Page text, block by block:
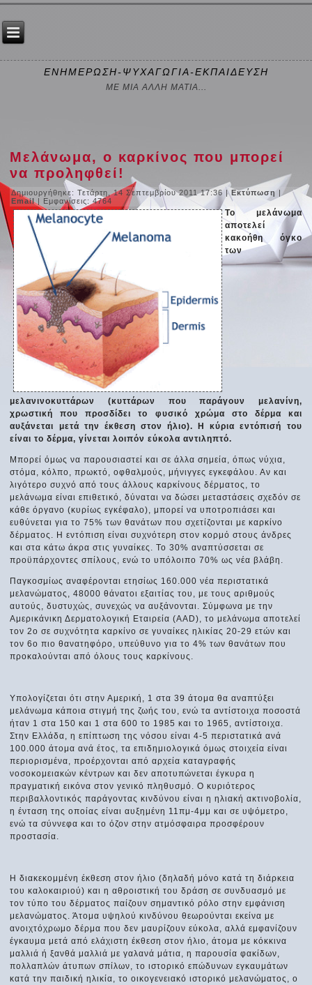
ΕΝΗΜΕΡΩΣΗ-ΨΥΧΑΓΩΓΙΑ-ΕΚΠΑΙΔΕΥΣΗ
ΜΕ ΜΙΑ ΑΛΛΗ ΜΑΤΙΑ...
Μελάνωμα, ο καρκίνος που μπορεί
να προληφθεί!
Δημιουργήθηκε: Τετάρτη, 14 Σεπτεμβρίου 2011 17:36 |Εκτύπωση |
Email | Εμφανίσεις: 4764
Το μελάνωμα
αποτελεί
κακοήθη όγκο
των
μελανινοκυττάρων (κυττάρων που παράγουν μελανίνη,
χρωστική που προσδίδει το φυσικό χρώμα στο δέρμα και
αυξάνεται μετά την έκθεση στον ήλιο). Η κύρια εντόπισή του
είναι το δέρμα, γίνεται λοιπόν εύκολα αντιληπτό.
Μπορεί όμως να παρουσιαστεί και σε άλλα σημεία, όπως νύχια,
στόμα, κόλπο, πρωκτό, οφθαλμούς, μήνιγγες εγκεφάλου. Αν και
λιγότερο συχνό από τους άλλους καρκίνους δέρματος, το
μελάνωμα είναι επιθετικό, δύναται να δώσει μεταστάσεις σχεδόν σε
κάθε όργανο (κυρίως εγκέφαλο), μπορεί να υποτροπιάσει και
ευθύνεται για το 75% των θανάτων που σχετίζονται με καρκίνο
δέρματος. Η εντόπιση είναι συχνότερη στον κορμό στους άνδρες
και στα κάτω άκρα στις γυναίκες. Το 30% αναπτύσσεται σε
προϋπάρχοντες σπίλους, ενώ το υπόλοιπο 70% ως νέα βλάβη.
Παγκοσμίως αναφέρονται ετησίως 160.000 νέα περιστατικά
μελανώματος, 48000 θάνατοι εξαιτίας του, με τους αριθμούς
αυτούς, δυστυχώς, συνεχώς να αυξάνονται. Σύμφωνα με την
Αμερικάνικη Δερματολογική Εταιρεία (AAD), το μελάνωμα αποτελεί
τον 2ο σε συχνότητα καρκίνο σε γυναίκες ηλικίας 20-29 ετών και
τον 6ο πιο θανατηφόρο, υπεύθυνο για το 4% των θανάτων που
προκαλούνται από όλους τους καρκίνους.
Υπολογίζεται ότι στην Αμερική, 1 στα 39 άτομα θα αναπτύξει
μελάνωμα κάποια στιγμή της ζωής του, ενώ τα αντίστοιχα ποσοστά
ήταν 1 στα 150 και 1 στα 600 το 1985 και το 1965, αντίστοιχα.
Στην Ελλάδα, η επίπτωση της νόσου είναι 4-5 περιστατικά ανά
100.000 άτομα ανά έτος, τα επιδημιολογικά όμως στοιχεία είναι
περιορισμένα, προέρχονται από αρχεία καταγραφής
νοσοκομειακών κέντρων και δεν αποτυπώνεται έγκυρα η
πραγματική εικόνα στον γενικό πληθυσμό. Ο κυριότερος
περιβαλλοντικός παράγοντας κινδύνου είναι η ηλιακή ακτινοβολία,
η ένταση της οποίας είναι αυξημένη 11πμ-4μμ και σε υψόμετρο,
ενώ τα σύννεφα και το όζον στην ατμόσφαιρα προσφέρουν
προστασία.
Η διακεκομμένη έκθεση στον ήλιο (δηλαδή μόνο κατά τη διάρκεια
του καλοκαιριού) και η αθροιστική του δράση σε συνδυασμό με
τον τύπο του δέρματος παίζουν σημαντικό ρόλο στην εμφάνιση
μελανώματος. Άτομα υψηλού κινδύνου θεωρούνται εκείνα με
ανοιχτόχρωμο δέρμα που δεν μαυρίζουν εύκολα, αλλά εμφανίζουν
έγκαυμα μετά από ελάχιστη έκθεση στον ήλιο, άτομα με κόκκινα
μαλλιά ή ξανθά μαλλιά με γαλανά μάτια, η παρουσία φακίδων,
πολλαπλών άτυπων σπίλων, το ιστορικό επώδυνων εγκαυμάτων
κατά την παιδική ηλικία, το οικογενειακό ιστορικό μελανώματος, ο